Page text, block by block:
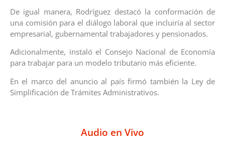
De igual manera, Rodríguez destacó la conformación de
una comisión para el diálogo laboral que incluiría al sector
empresarial, gubernamental trabajadores y pensionados.
Adicionalmente, instaló el Consejo Nacional de Economía
para trabajar para un modelo tributario más eficiente.
En el marco del anuncio al país firmó también la Ley de
Simplificación de Trámites Administrativos.
Audio en Vivo